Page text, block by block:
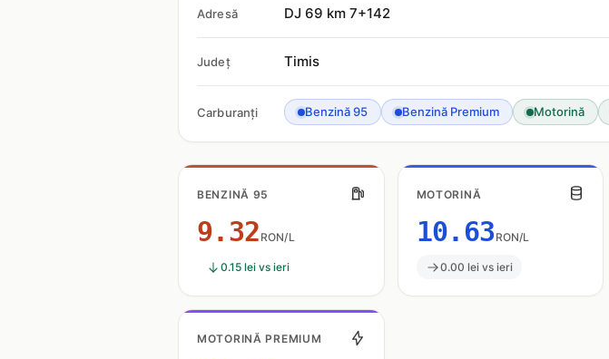
Adresă DJ 69 km 7+142
Județ Timis
Carburanți Benzină 95 Benzină Premium Motorină
BENZINĂ 95
9.32 RON/L
0.15 lei vs ieri
MOTORINĂ
10.63 RON/L
0.00 lei vs ieri
MOTORINĂ PREMIUM